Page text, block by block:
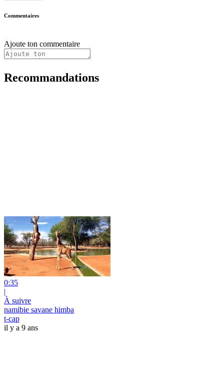
Commentaires
Ajoute ton commentaire
Recommandations
0:35
|
À suivre
namibie savane himba
t-cap
il y a 9 ans